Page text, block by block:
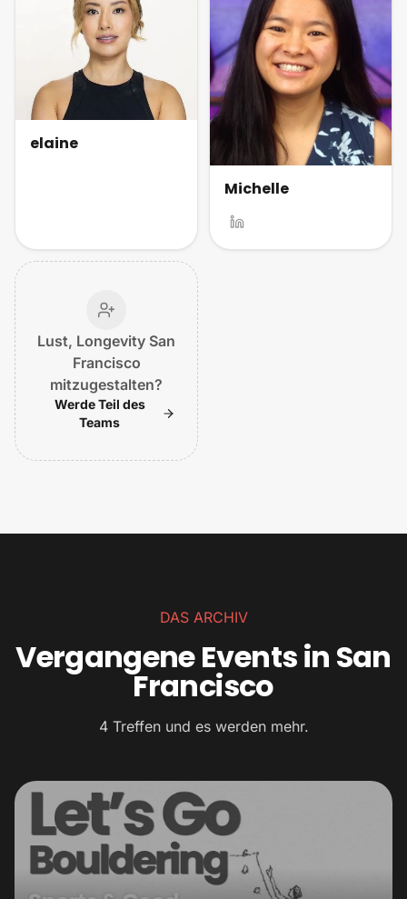
elaine
Michelle
Lust, Longevity San
Francisco
mitzugestalten?
Werde Teil des
Teams
DAS ARCHIV
Vergangene Events in San
Francisco
4 Treffen und es werden mehr.